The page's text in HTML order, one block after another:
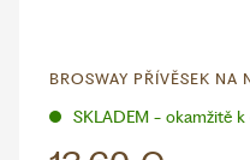
BROSWAY PŘÍVĚSEK NA
SKLADEM - okamžitě k